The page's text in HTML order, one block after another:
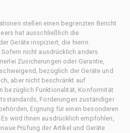
stellen einen begrenzten Bericht
hat ausschließlich die
Geräte inspiziert, die hierin
nicht ausdrücklich anders
Zusicherungen oder Garantie,
bezüglich der Geräte und
aber nicht beschränkt auf
bezüglich Funktionalität, Konformität
Forderungen zuständiger
Eignung für einen besonderen
wird Ihnen ausdrücklich empfohlen,
Prüfung der Artikel und Geräte